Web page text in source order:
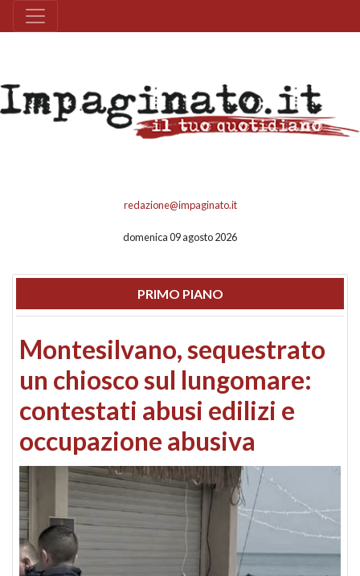
redazione@impaginato.it
domenica 09 agosto 2026
PRIMO PIANO
Montesilvano, sequestrato
un chiosco sul lungomare:
contestati abusi edilizi e
occupazione abusiva